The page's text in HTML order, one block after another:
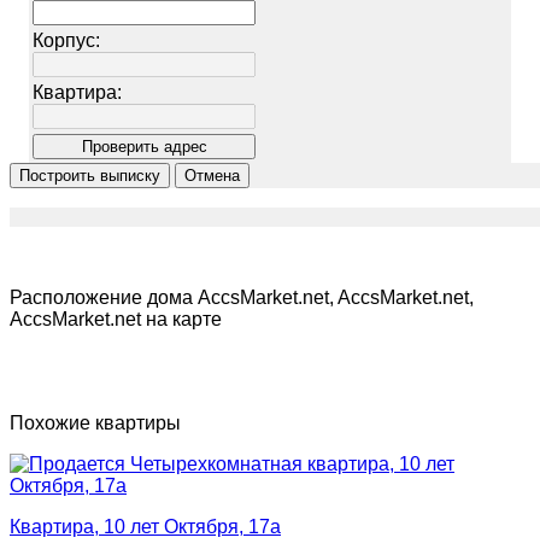
Корпус:
Квартира:
Расположение дома AccsMarket.net, AccsMarket.net,
AccsMarket.net на карте
Похожие квартиры
Квартира, 10 лет Октября, 17а